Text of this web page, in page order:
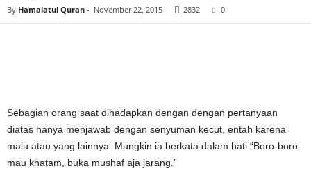
By Hamalatul Quran - November 22, 2015 2832 0
Sebagian orang saat dihadapkan dengan dengan pertanyaan
diatas hanya menjawab dengan senyuman kecut, entah karena
malu atau yang lainnya. Mungkin ia berkata dalam hati “Boro-boro
mau khatam, buka mushaf aja jarang.”